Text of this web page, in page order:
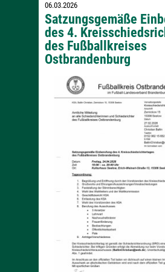
06.03.2026
Satzungsgemäße
des 4.
des Fußballkreises
Ostbrandenburg